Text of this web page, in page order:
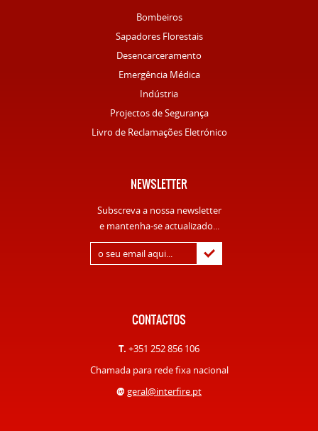
Bombeiros
Sapadores Florestais
Desencarceramento
Emergência Médica
Indústria
Projectos de Segurança
Livro de Reclamações Eletrónico
NEWSLETTER
Subscreva a nossa newsletter
e mantenha-se actualizado...
CONTACTOS
T. +351 252 856 106
Chamada para rede fixa nacional
@ geral@interfire.pt